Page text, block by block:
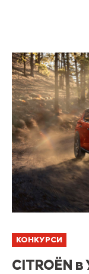
КОНКУРСИ
CITROËN в